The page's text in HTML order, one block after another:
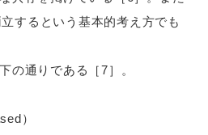
するという基本的考え方でも
通りである［7］。
）